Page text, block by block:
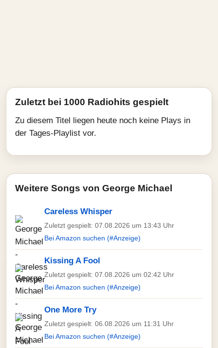
Zuletzt bei 1000 Radiohits gespielt
Zu diesem Titel liegen heute noch keine Plays in
der Tages-Playlist vor.
Weitere Songs von George Michael
Careless Whisper
Zuletzt gespielt: 07.08.2026 um 13:43 Uhr
Bei Amazon suchen (#Anzeige)
Kissing A Fool
Zuletzt gespielt: 07.08.2026 um 02:42 Uhr
Bei Amazon suchen (#Anzeige)
One More Try
Zuletzt gespielt: 06.08.2026 um 11:31 Uhr
Bei Amazon suchen (#Anzeige)